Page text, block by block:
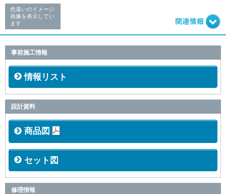
色違いのイメージ
画像を表示してい
ます
事前施工情報
情報リスト
設計資料
商品図
セット図
修理情報